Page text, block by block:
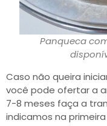
Panqueca
Caso não queira
você pode ofertar a
7-8 meses faça a
indicamos na